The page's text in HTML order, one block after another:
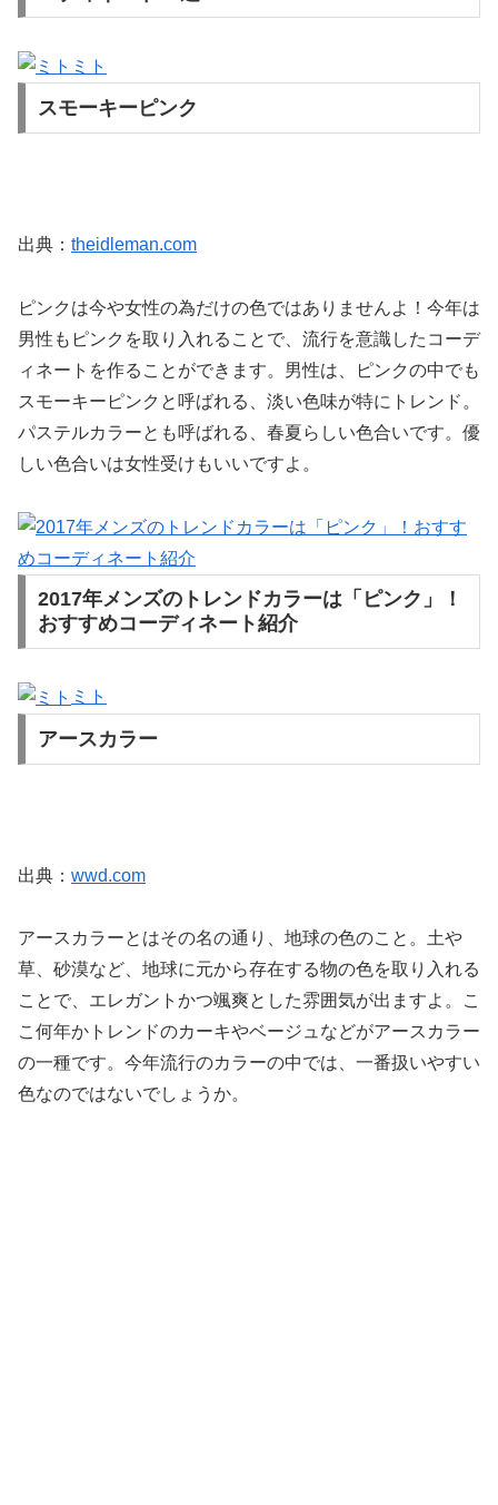
ミト
スモーキーピンク
出典： theidleman.com
ピンクは今や女性の為だけの色ではありませんよ！今年は
男性もピンクを取り入れることで、流行を意識したコーデ
ィネートを作ることができます。男性は、ピンクの中でも
スモーキーピンクと呼ばれる、淡い色味が特にトレンド。
パステルカラーとも呼ばれる、春夏らしい色合いです。優
しい色合いは女性受けもいいですよ。
2017年メンズのトレンドカラーは「ピンク」！
おすすめコーディネート紹介
ミト
アースカラー
出典： wwd.com
アースカラーとはその名の通り、地球の色のこと。土や
草、砂漠など、地球に元から存在する物の色を取り入れる
ことで、エレガントかつ颯爽とした雰囲気が出ますよ。こ
こ何年かトレンドのカーキやベージュなどがアースカラー
の一種です。今年流行のカラーの中では、一番扱いやすい
色なのではないでしょうか。